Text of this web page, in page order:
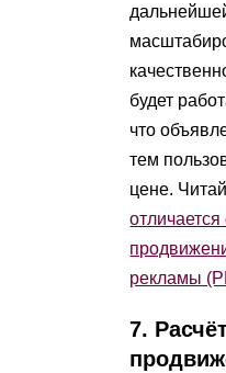
будет
что
тем
цене.
рекламы
7.